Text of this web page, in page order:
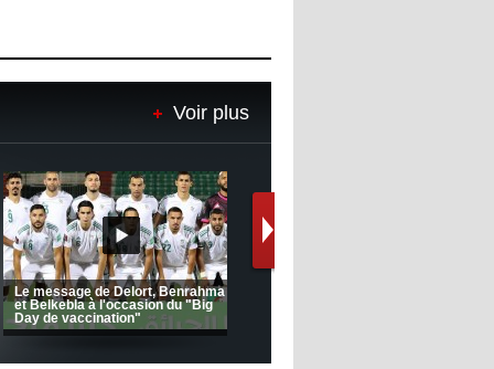
Voir plus
(Coupe de la CAF) Nkana FC 1 -
CRB 0